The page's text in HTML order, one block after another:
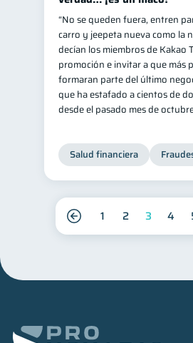
“No se queden fuera, entren
carro y jeepeta nueva como la
decían los miembros de Kakao
promoción e invitar a que más
formaran parte del último
que ha estafado a cientos de
desde el pasado mes de
Salud financiera
1 2 3 4